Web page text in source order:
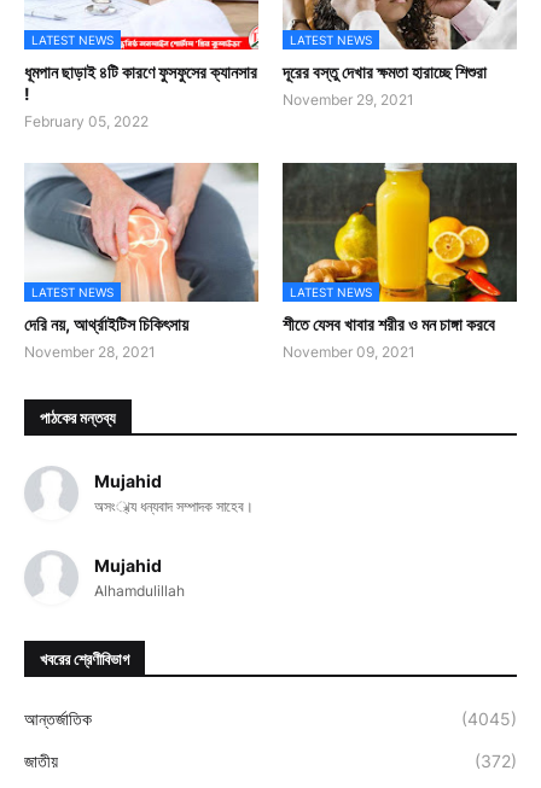
LATEST NEWS
ধূমপান ছাড়াই ৪টি কারণে ফুসফুসের ক্যানসার
!
February 05, 2022
LATEST NEWS
দূরের বস্তু দেখার ক্ষমতা হারাচ্ছে শিশুরা
November 29, 2021
LATEST NEWS
দেরি নয়, আর্থ্রাইটিস চিকিৎসায়
November 28, 2021
LATEST NEWS
শীতে যেসব খাবার শরীর ও মন চাঙ্গা করবে
November 09, 2021
পাঠকের মন্তব্য
Mujahid
অসং্খ্য ধন্যবাদ সম্পাদক সাহেব।
Mujahid
Alhamdulillah
খবরের শ্রেণীবিভাগ
আন্তর্জাতিক (4045)
জাতীয় (372)